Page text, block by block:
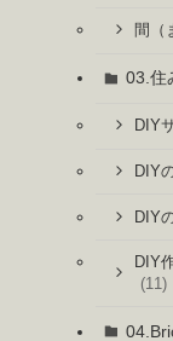
間（
03.住
DIY
DIY
DIY
DIY
(11)